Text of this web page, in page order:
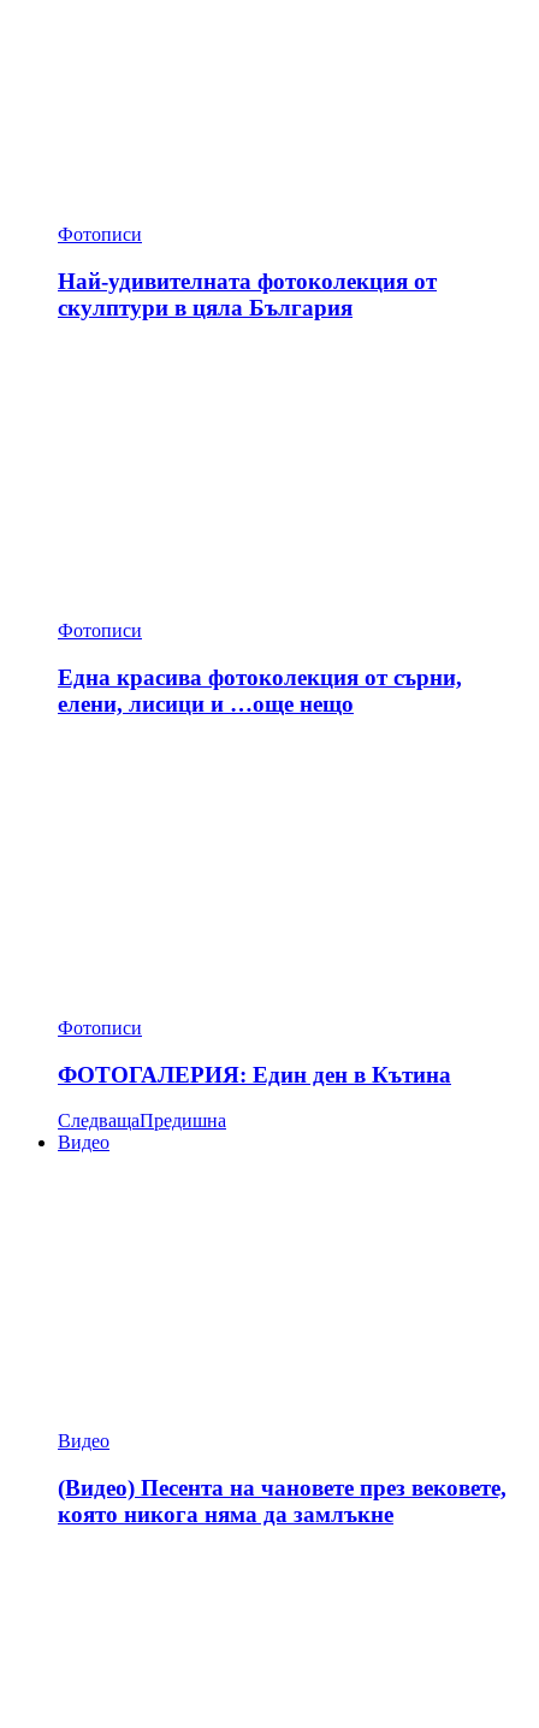
Фотописи
Най-удивителната фотоколекция от
скулптури в цяла България
Фотописи
Една красива фотоколекция от сърни,
елени, лисици и …още нещо
Фотописи
ФОТОГАЛЕРИЯ: Един ден в Кътина
СледващаПредишна
Видео
Видео
(Видео) Песента на чановете през вековете,
която никога няма да замлъкне